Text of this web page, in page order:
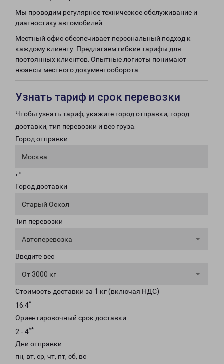
Мы проводим регулярное техническое обслуживание и
диагностику автомобилей.
Местный офис обеспечивает персональный подход к
каждому клиенту. Предлагаем гибкие тарифы для
постоянных клиентов. Опытные логисты понимают
нюансы местного документооборота.
Узнать тариф и срок перевозки
Чтобы узнать тариф, укажите город отправки, город
доставки, тип перевозки и вес груза.
Город отправки
Москва
⇄
Город доставки
Старый Оскол
Тип перевозки
Автоперевозка
Введите вес
От 3000 кг
Стоимость доставки за 1 кг (включая НДС)
16.4*
Ориентировочный срок доставки
2 - 4**
Дни отправки
пн, вт, ср, чт, пт, сб, вс